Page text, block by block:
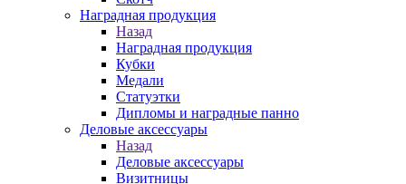
Наградная продукция
Назад
Наградная продукция
Кубки
Медали
Статуэтки
Дипломы и наградные панно
Деловые аксессуары
Назад
Деловые аксессуары
Визитницы